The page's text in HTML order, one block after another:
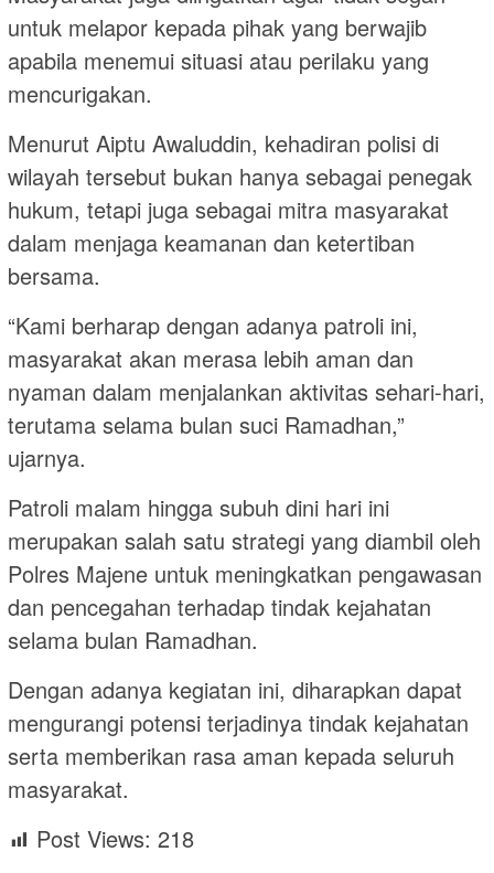
untuk melapor kepada pihak yang berwajib
apabila menemui situasi atau perilaku yang
mencurigakan.
Menurut Aiptu Awaluddin, kehadiran polisi di
wilayah tersebut bukan hanya sebagai penegak
hukum, tetapi juga sebagai mitra masyarakat
dalam menjaga keamanan dan ketertiban
bersama.
“Kami berharap dengan adanya patroli ini,
masyarakat akan merasa lebih aman dan
nyaman dalam menjalankan aktivitas sehari-hari,
terutama selama bulan suci Ramadhan,”
ujarnya.
Patroli malam hingga subuh dini hari ini
merupakan salah satu strategi yang diambil oleh
Polres Majene untuk meningkatkan pengawasan
dan pencegahan terhadap tindak kejahatan
selama bulan Ramadhan.
Dengan adanya kegiatan ini, diharapkan dapat
mengurangi potensi terjadinya tindak kejahatan
serta memberikan rasa aman kepada seluruh
masyarakat.
Post Views: 218